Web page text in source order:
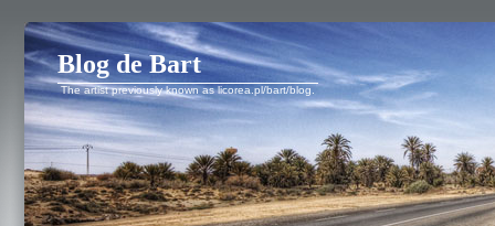
Blog de Bart
The artist previously known as licorea.pl/bart/blog.